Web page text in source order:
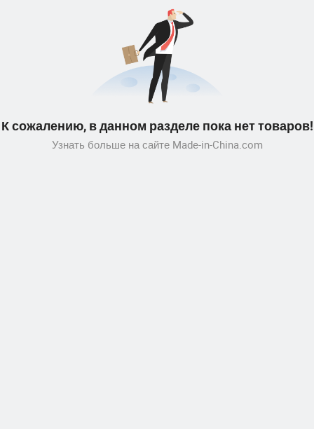
К сожалению, в данном разделе пока нет товаров!
Узнать больше на сайте Made-in-China.com